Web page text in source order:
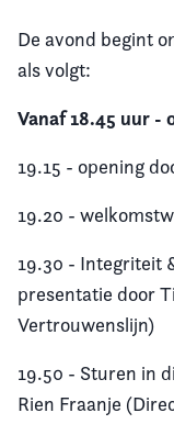
De avond begint
als volgt:
Vanaf 18.45 uur -
19.15 - opening
19.20 -
19.30 - Integriteit
presentatie door
Vertrouwenslijn)
19.50 - Sturen in
Rien Fraanje